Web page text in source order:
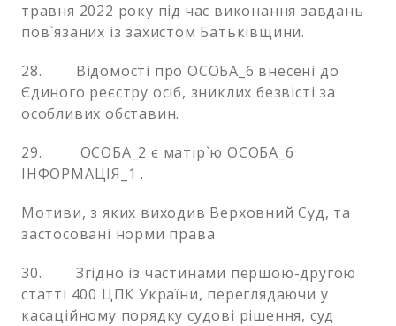
травня 2022 року під час виконання завдань
пов`язаних із захистом Батьківщини.
28. Відомості про ОСОБА_6 внесені до
Єдиного реєстру осіб, зниклих безвісті за
особливих обставин.
29. ОСОБА_2 є матір`ю ОСОБА_6
ІНФОРМАЦІЯ_1 .
Мотиви, з яких виходив Верховний Суд, та
застосовані норми права
30. Згідно із частинами першою-другою
статті 400 ЦПК України, переглядаючи у
касаційному порядку судові рішення, суд